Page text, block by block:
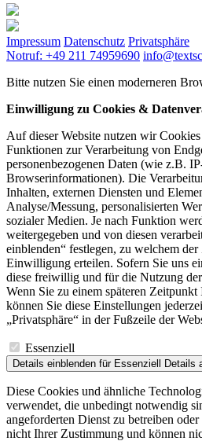
Impressum Datenschutz Privatsphäre
Notruf: +49 211 74959690
Bitte nutzen Sie einen moderneren
Einwilligung zu Cookies &
Auf dieser Website nutzen wir
Funktionen zur Verarbeitung von
personenbezogenen Daten (wie z.B.
Browserinformationen). Die
Inhalten, externen Diensten und
Analyse/Messung, personalisierten
sozialer Medien. Je nach Funktion
weitergegeben und von diesen
einblenden“ festlegen, zu welchem
Einwilligung erteilen. Sofern Sie uns
diese freiwillig und für die Nutzung
Wenn Sie zu einem späteren
können Sie diese Einstellungen
„Privatsphäre“ in der Fußzeile der
Essenziell
Details einblenden für Essenziell Details
Diese Cookies und ähnliche
verwendet, die unbedingt notwendig
angeforderten Dienst zu betreiben
nicht Ihrer Zustimmung und können